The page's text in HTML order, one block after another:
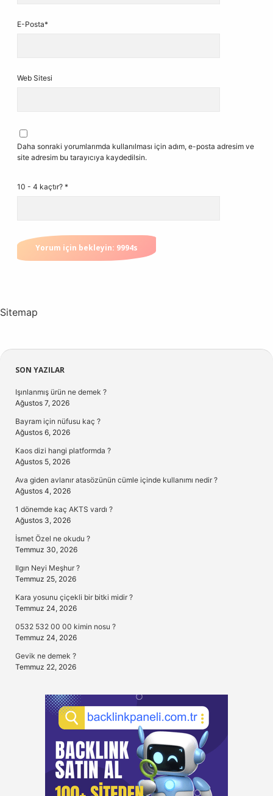
E-Posta*
Web Sitesi
Daha sonraki yorumlarımda kullanılması için adım, e-posta adresim ve
site adresim bu tarayıcıya kaydedilsin.
10 - 4 kaçtır? *
Sitemap
Sidebar
SON YAZILAR
Işınlanmış ürün ne demek ?
Ağustos 7, 2026
Bayram için nüfusu kaç ?
Ağustos 6, 2026
Kaos dizi hangi platformda ?
Ağustos 5, 2026
Ava giden avlanır atasözünün cümle içinde kullanımı nedir ?
Ağustos 4, 2026
1 dönemde kaç AKTS vardı ?
Ağustos 3, 2026
İsmet Özel ne okudu ?
Temmuz 30, 2026
Ilgın Neyi Meşhur ?
Temmuz 25, 2026
Kara yosunu çiçekli bir bitki midir ?
Temmuz 24, 2026
0532 532 00 00 kimin nosu ?
Temmuz 24, 2026
Gevik ne demek ?
Temmuz 22, 2026